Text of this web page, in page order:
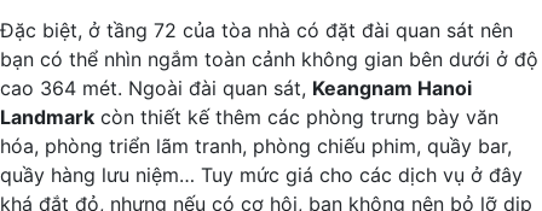
Đặc biệt, ở tầng 72 của tòa nhà có đặt đài quan sát nên
bạn có thể nhìn ngắm toàn cảnh không gian bên dưới ở độ
cao 364 mét. Ngoài đài quan sát, Keangnam Hanoi
Landmark còn thiết kế thêm các phòng trưng bày văn
hóa, phòng triển lãm tranh, phòng chiếu phim, quầy bar,
quầy hàng lưu niệm… Tuy mức giá cho các dịch vụ ở đây
khá đắt đỏ, nhưng nếu có cơ hội, bạn không nên bỏ lỡ dịp